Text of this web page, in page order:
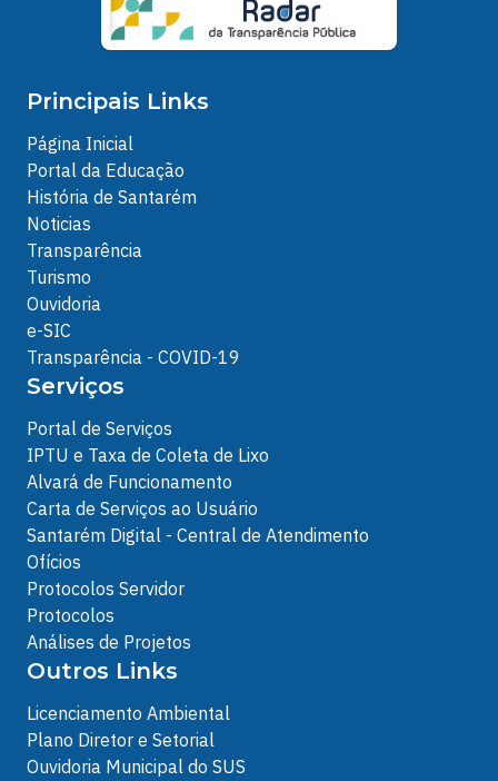
Principais Links
Página Inicial
Portal da Educação
História de Santarém
Noticias
Transparência
Turismo
Ouvidoria
e-SIC
Transparência - COVID-19
Serviços
Portal de Serviços
IPTU e Taxa de Coleta de Lixo
Alvará de Funcionamento
Carta de Serviços ao Usuário
Santarém Digital - Central de Atendimento
Ofícios
Protocolos Servidor
Protocolos
Análises de Projetos
Outros Links
Licenciamento Ambiental
Plano Diretor e Setorial
Ouvidoria Municipal do SUS